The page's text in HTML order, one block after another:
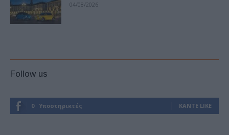
04/08/2026
Follow us
0 Υποστηρικτές ΚΆΝΤΕ LIKE